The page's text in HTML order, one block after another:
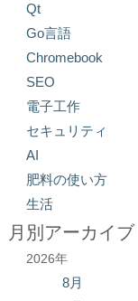
Qt
Go言語
Chromebook
SEO
電子工作
セキュリティ
AI
肥料の使い方
生活
月別アーカイブ
2026年
8月